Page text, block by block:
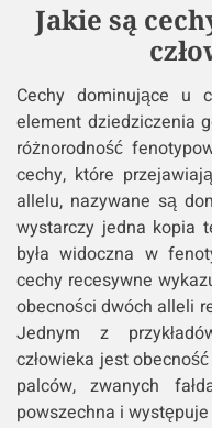
Jakie są
Cechy dominujące u
element dziedziczenia
różnorodność
cechy, które
allelu, nazywane są
wystarczy jedna kopia
była widoczna w
cechy recesywne
obecności dwóch alleli
Jednym z
człowieka jest
palców, zwanych
powszechna i